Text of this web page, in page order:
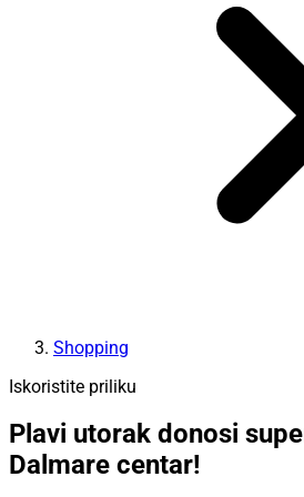
Shopping
Iskoristite priliku
Plavi utorak donosi
Dalmare centar!